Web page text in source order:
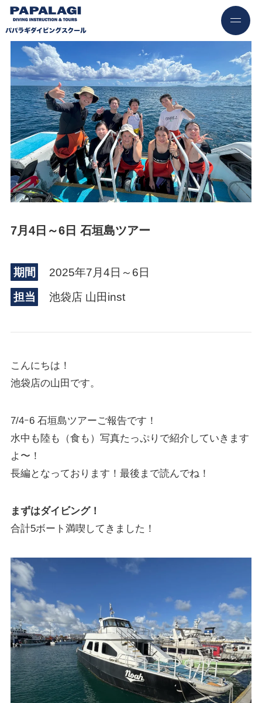
7月4日～6日 石垣島ツアー
期間 2025年7月4日～6日
担当 池袋店 山田inst
こんにちは！
池袋店の山田です。
7/4ｰ6 石垣島ツアーご報告です！
水中も陸も（食も）写真たっぷりで紹介していきます
よ〜！
長編となっております！最後まで読んでね！
まずはダイビング！
合計5ボート満喫してきました！